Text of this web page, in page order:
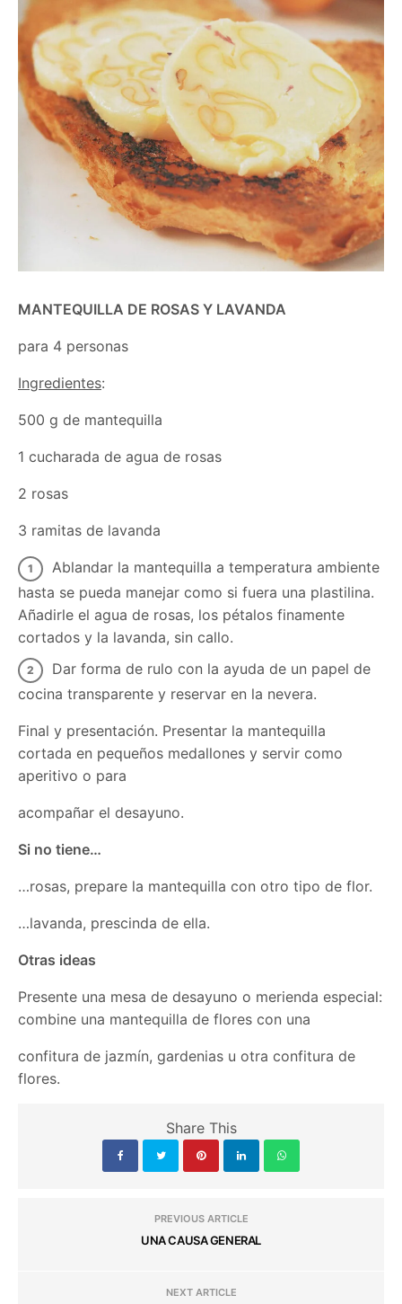
MANTEQUILLA DE ROSAS Y LAVANDA
para 4 personas
Ingredientes:
500 g de mantequilla
1 cucharada de agua de rosas
2 rosas
3 ramitas de lavanda
Ablandar la mantequilla a temperatura ambiente
hasta se pueda manejar como si fuera una plastilina.
Añadirle el agua de rosas, los pétalos finamente
cortados y la lavanda, sin callo.
Dar forma de rulo con la ayuda de un papel de
cocina transparente y reservar en la nevera.
Final y presentación. Presentar la mantequilla
cortada en pequeños medallones y servir como
aperitivo o para
acompañar el desayuno.
Si no tiene…
…rosas, prepare la mantequilla con otro tipo de flor.
…lavanda, prescinda de ella.
Otras ideas
Presente una mesa de desayuno o merienda especial:
combine una mantequilla de flores con una
confitura de jazmín, gardenias u otra confitura de
flores.
Share This
PREVIOUS ARTICLE
UNA CAUSA GENERAL
NEXT ARTICLE